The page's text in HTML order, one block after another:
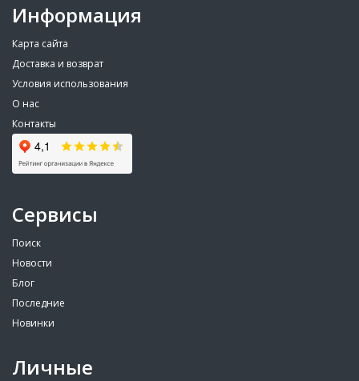
Информация
Карта сайта
Доставка и возврат
Условия использования
О нас
Контакты
Сервисы
Поиск
Новости
Блог
Последние
Новинки
Личные